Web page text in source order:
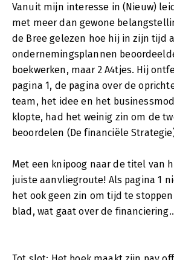
Vanuit mijn interesse in (Nieuw)
met meer dan gewone
de Bree gelezen hoe hij in zijn tijd
ondernemingsplannen
boekwerken, maar 2 A4tjes. Hij
pagina 1, de pagina over de
team, het idee en het
klopte, had het weinig zin om de
beoordelen (De financiële
Met een knipoog naar de titel van
juiste aanvliegroute! Als pagina 1
het ook geen zin om tijd te
blad, wat gaat over de